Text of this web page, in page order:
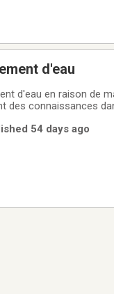
d'eau
d'eau en raison de
des connaissances
54 days ago